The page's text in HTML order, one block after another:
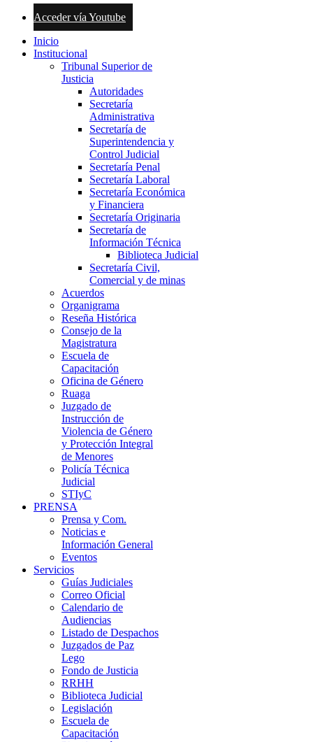
Acceder vía Youtube
Inicio
Institucional
Tribunal Superior de
Justicia
Autoridades
Secretaría
Administrativa
Secretaría de
Superintendencia y
Control Judicial
Secretaría Penal
Secretaría Laboral
Secretaría Económica
y Financiera
Secretaría Originaria
Secretaría de
Información Técnica
Biblioteca Judicial
Secretaría Civil,
Comercial y de minas
Acuerdos
Organigrama
Reseña Histórica
Consejo de la
Magistratura
Escuela de
Capacitación
Oficina de Género
Ruaga
Juzgado de
Instrucción de
Violencia de Género
y Protección Integral
de Menores
Policía Técnica
Judicial
STIyC
PRENSA
Prensa y Com.
Noticias e
Información General
Eventos
Servicios
Guías Judiciales
Correo Oficial
Calendario de
Audiencias
Listado de Despachos
Juzgados de Paz
Lego
Fondo de Justicia
RRHH
Biblioteca Judicial
Legislación
Escuela de
Capacitación